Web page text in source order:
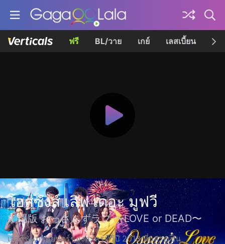
ฟรี BL/วาย เกย์ เลสเบี้ยน เค
โอสซังส์ เลิฟ เดอะ มูฟวี
劇場版 おっさんずラブ 〜LOVE or DEAD〜
เวอร์ชั่นภาพยนตร์ของละครทีวีปี 2018 ที่กลายเป็น